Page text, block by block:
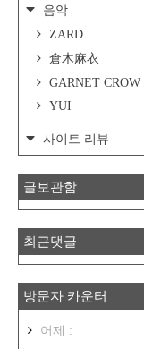
음악
ZARD
倉木麻衣
GARNET CROW
YUI
사이트 리뷰
글보관함
최근댓글
방문자 카운터
어제 :